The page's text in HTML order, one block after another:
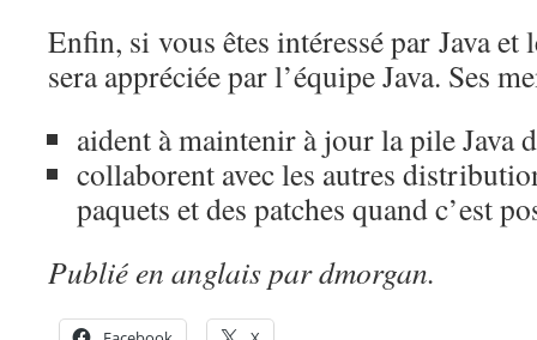
Enfin, si vous êtes intéressé par Java
sera appréciée par l’équipe Java. Ses
aident à maintenir à jour la pile Java
collaborent avec les autres
paquets et des patches quand c’est
Publié en anglais par dmorgan.